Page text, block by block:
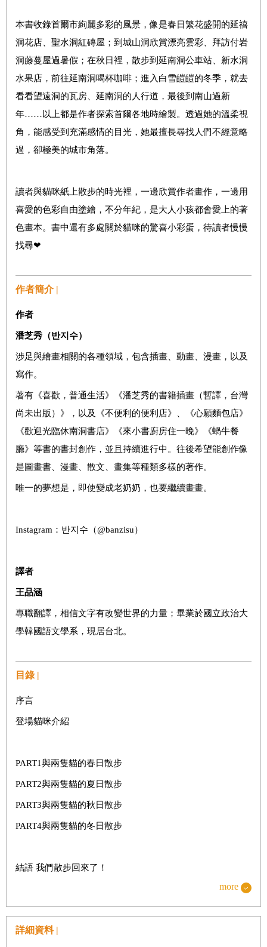
本書收錄首爾市絢麗多彩的風景，像是春日繁花盛開的延禧
洞花店、聖水洞紅磚屋；到城山洞欣賞漂亮雲彩、拜訪付岩
洞藤蔓屋過暑假；在秋日裡，散步到延南洞公車站、新水洞
水果店，前往延南洞喝杯咖啡；進入白雪皚皚的冬季，就去
看看望遠洞的瓦房、延南洞的人行道，最後到南山過新
年……以上都是作者探索首爾各地時繪製。透過她的溫柔視
角，能感受到充滿感情的目光，她最擅長尋找人們不經意略
過，卻極美的城市角落。
讀者與貓咪紙上散步的時光裡，一邊欣賞作者畫作，一邊用
喜愛的色彩自由塗繪，不分年紀，是大人小孩都會愛上的著
色畫本。書中還有多處關於貓咪的驚喜小彩蛋，待讀者慢慢
找尋❤
作者簡介 |
作者
潘芝秀（반지수）
涉足與繪畫相關的各種領域，包含插畫、動畫、漫畫，以及
寫作。
著有《喜歡，普通生活》《潘芝秀的書籍插畫（暫譯，台灣
尚未出版）》，以及《不便利的便利店》、《心願麵包店》
《歡迎光臨休南洞書店》《來小書廚房住一晚》《蝸牛餐
廳》等書的書封創作，並且持續進行中。往後希望能創作像
是圖畫書、漫畫、散文、畫集等種類多樣的著作。
唯一的夢想是，即使變成老奶奶，也要繼續畫畫。
Instagram：반지수（@banzisu）
譯者
王品涵
專職翻譯，相信文字有改變世界的力量；畢業於國立政治大
學韓國語文學系，現居台北。
目錄 |
序言
登場貓咪介紹
PART1與兩隻貓的春日散步
PART2與兩隻貓的夏日散步
PART3與兩隻貓的秋日散步
PART4與兩隻貓的冬日散步
結語 我們散步回來了！
more
詳細資料 |